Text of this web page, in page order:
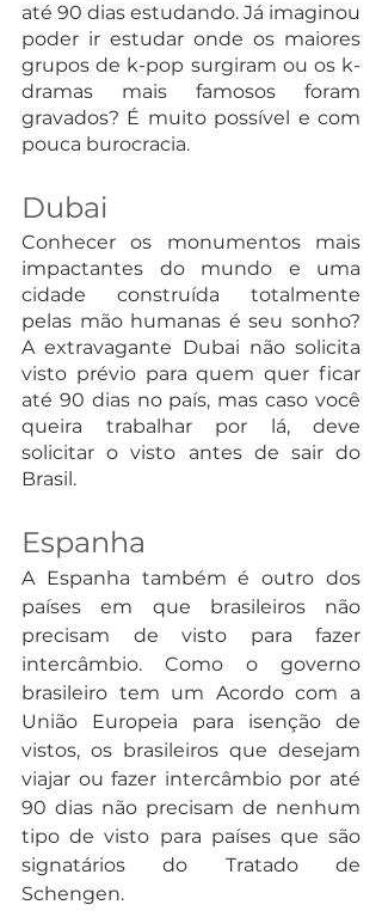
até 90 dias estudando. Já imaginou
poder ir estudar onde os maiores
grupos de k-pop surgiram ou os k-
dramas mais famosos foram
gravados? É muito possível e com
pouca burocracia.
Dubai
Conhecer os monumentos mais
impactantes do mundo e uma
cidade construída totalmente
pelas mão humanas é seu sonho?
A extravagante Dubai não solicita
visto prévio para quem quer ficar
até 90 dias no país, mas caso você
queira trabalhar por lá, deve
solicitar o visto antes de sair do
Brasil.
Espanha
A Espanha também é outro dos
países em que brasileiros não
precisam de visto para fazer
intercâmbio. Como o governo
brasileiro tem um Acordo com a
União Europeia para isenção de
vistos, os brasileiros que desejam
viajar ou fazer intercâmbio por até
90 dias não precisam de nenhum
tipo de visto para países que são
signatários do Tratado de
Schengen.